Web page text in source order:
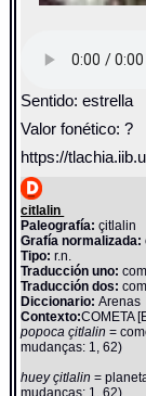
Sentido: estrella
Valor fonético: ?
https://
citlalin
Paleografía: çitlalin
Grafía normalizada:
Tipo: r.n.
Traducción uno:
Traducción dos:
Diccionario:Arenas
Contexto:COMETA
popoca çitlalin=
mudanças: 1, 62)
huey çitlalin=
mudanças: 1, 62)